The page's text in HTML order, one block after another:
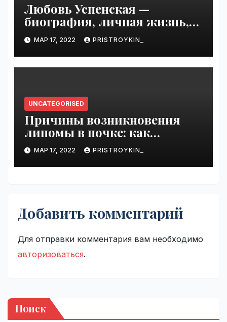
Любовь Успенская —
биография, личная жизнь,
достижения
МАР 17, 2022 PRISTROYKIN_
UNCATEGORISED
Причины возникновения
липомы в почке: как
справиться с болезнью
МАР 17, 2022 PRISTROYKIN_
Добавить комментарий
Для отправки комментария вам необходимо
авторизоваться.
Поиск